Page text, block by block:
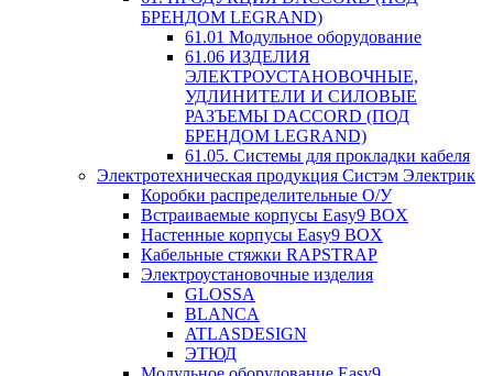
БРЕНДОМ LEGRAND)
61.01 Модульное оборудование
61.06 ИЗДЕЛИЯ
ЭЛЕКТРОУСТАНОВОЧНЫЕ,
УДЛИНИТЕЛИ И СИЛОВЫЕ
РАЗЪЕМЫ DACCORD (ПОД
БРЕНДОМ LEGRAND)
61.05. Системы для прокладки кабеля
Электротехническая продукция Систэм Электрик
Коробки распределительные О/У
Встраиваемые корпусы Easy9 BOX
Настенные корпусы Easy9 BOX
Кабельные стяжки RAPSTRAP
Электроустановочные изделия
GLOSSA
BLANCA
ATLASDESIGN
ЭТЮД